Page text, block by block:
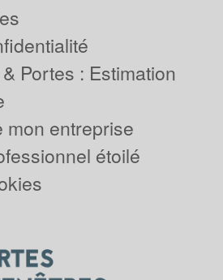
Portes : Estimation
mon entreprise
étoilé